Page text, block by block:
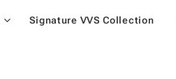
Signature VVS Collection